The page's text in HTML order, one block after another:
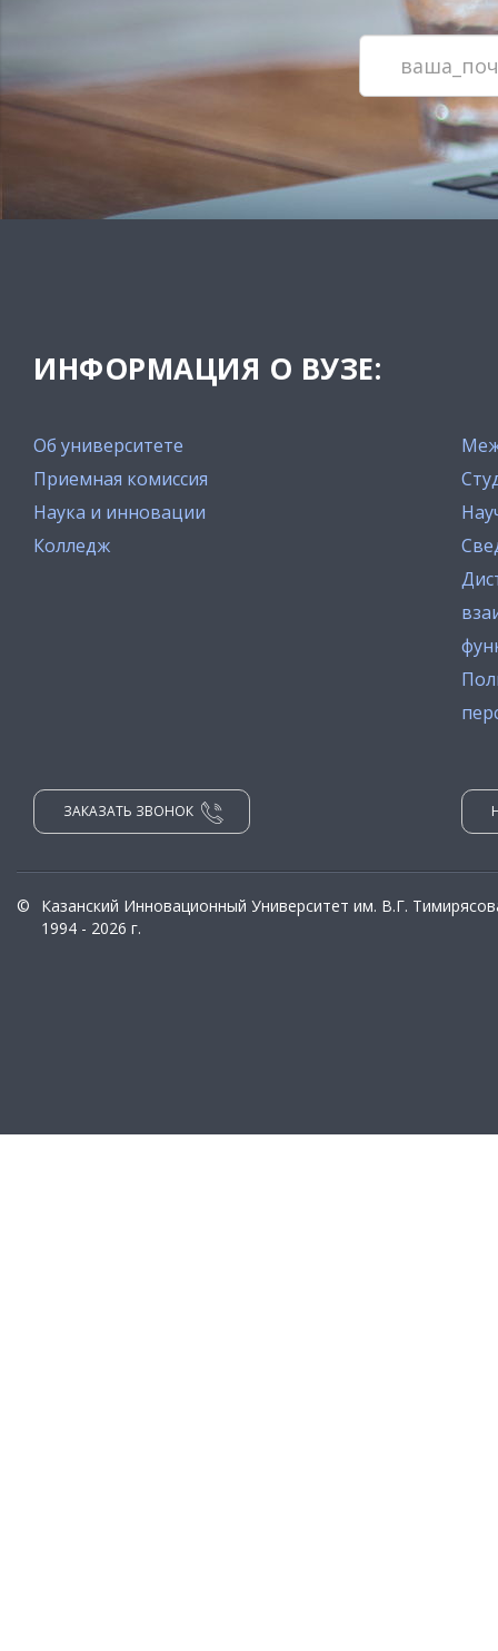
ИНФОРМАЦИЯ О ВУЗЕ:
Об университете
Приемная комиссия
Наука и инновации
Колледж
ЗАКАЗАТЬ ЗВОНОК
©
Казанский Инновационный Университет им. В.Г.
1994 - 2026 г.